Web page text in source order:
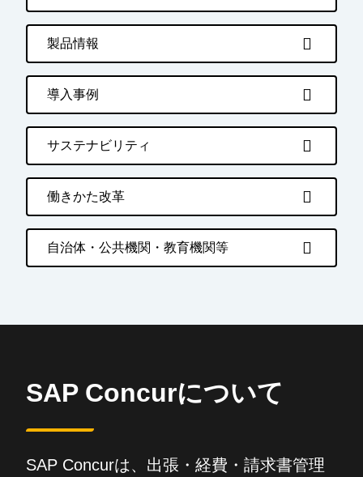
製品情報
導入事例
サステナビリティ
働きかた改革
自治体・公共機関・教育機関等
SAP Concurについて
SAP Concurは、出張・経費・請求書管理